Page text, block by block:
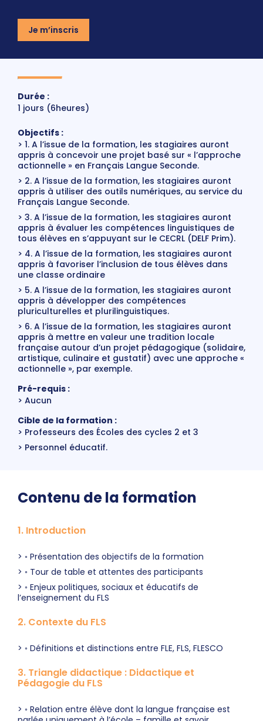
Je m’inscris
Durée :
1 jours (6heures)
Objectifs :
1. A l’issue de la formation, les stagiaires auront
appris à concevoir une projet basé sur « l’approche
actionnelle » en Français Langue Seconde.
2. A l’issue de la formation, les stagiaires auront
appris à utiliser des outils numériques, au service du
Français Langue Seconde.
3. A l’issue de la formation, les stagiaires auront
appris à évaluer les compétences linguistiques de
tous élèves en s’appuyant sur le CECRL (DELF Prim).
4. A l’issue de la formation, les stagiaires auront
appris à favoriser l’inclusion de tous élèves dans
une classe ordinaire
5. A l’issue de la formation, les stagiaires auront
appris à développer des compétences
pluriculturelles et plurilinguistiques.
6. A l’issue de la formation, les stagiaires auront
appris à mettre en valeur une tradition locale
française autour d’un projet pédagogique (solidaire,
artistique, culinaire et gustatif) avec une approche «
actionnelle », par exemple.
Pré-requis :
Aucun
Cible de la formation :
Professeurs des Écoles des cycles 2 et 3
Personnel éducatif.
Contenu de la formation
1. Introduction
◦ Présentation des objectifs de la formation
◦ Tour de table et attentes des participants
◦ Enjeux politiques, sociaux et éducatifs de
l’enseignement du FLS
2. Contexte du FLS
◦ Définitions et distinctions entre FLE, FLS, FLESCO
3. Triangle didactique : Didactique et
Pédagogie du FLS
◦ Relation entre élève dont la langue française est